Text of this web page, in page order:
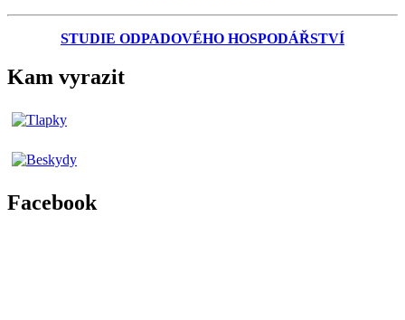
STUDIE ODPADOVÉHO HOSPODÁŘSTVÍ
Kam vyrazit
Facebook